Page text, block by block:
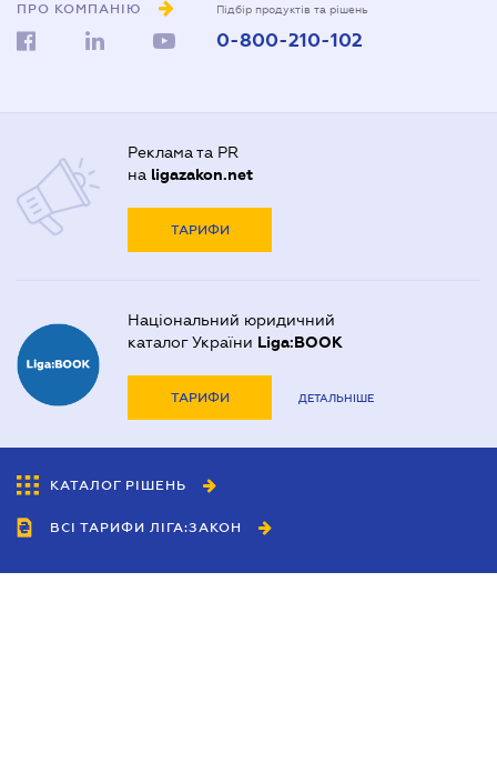
ПРО КОМПАНІЮ Підбір продуктів та рішень
0-800-210-102
Реклама та PR
на ligazakon.net
ТАРИФИ
Національний юридичний
каталог України Liga:BOOK
ТАРИФИ ДЕТАЛЬНІШЕ
КАТАЛОГ РІШЕНЬ
ВСІ ТАРИФИ ЛІГА:ЗАКОН